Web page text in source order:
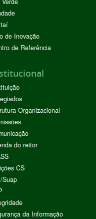
de Inovação
de Referência
Organizacional
do reitor
CS
Suap
da Informação